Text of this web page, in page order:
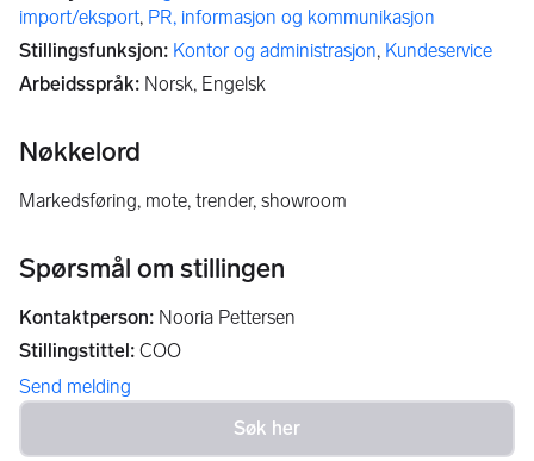
import/eksport, PR, informasjon og kommunikasjon
Stillingsfunksjon: Kontor og administrasjon, Kundeservice
Arbeidsspråk: Norsk, Engelsk
Nøkkelord
markedsføring, mote, trender, showroom
Spørsmål om stillingen
Kontaktperson: Nooria Pettersen
Stillingstittel: COO
Send melding